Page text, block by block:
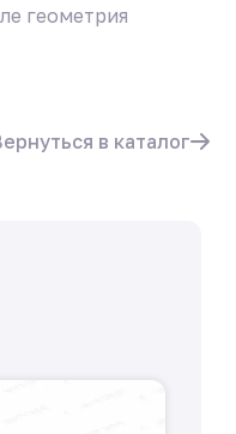
геометрия
в каталог